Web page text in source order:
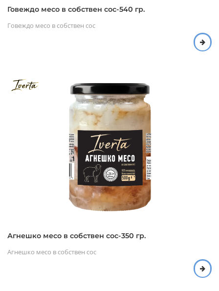
Говеждо месо в собствен сос-540 гр.
Говеждо месо в собствен сос
Агнешко месо в собствен сос-350 гр.
Агнешко месо в собствен сос